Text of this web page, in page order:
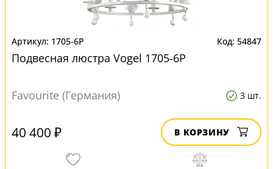
1705-6P 54847
Подвесная люстра Vogel 1705-6P
Favourite (Германия) 3 шт.
40 400 ₽ В КОРЗИНУ